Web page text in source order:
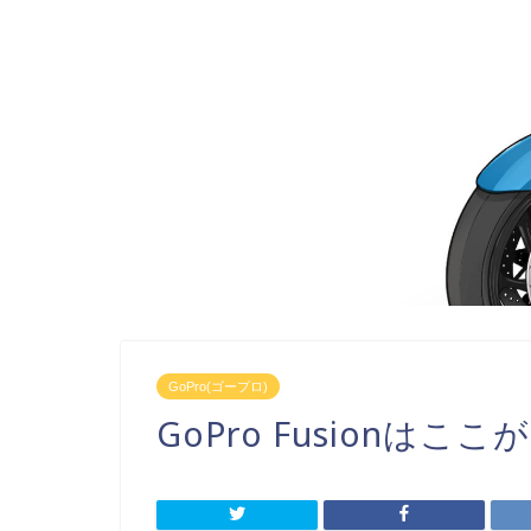
GoPro(ゴープロ)
GoPro Fusionはここ